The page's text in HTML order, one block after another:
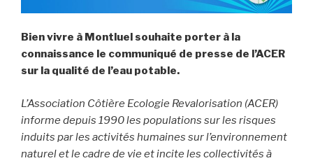
Bien vivre à Montluel souhaite porter à la
connaissance le communiqué de presse de l’ACER
sur la qualité de l’eau potable.
L’Association Côtière Ecologie Revalorisation (ACER)
informe depuis 1990 les populations sur les risques
induits par les activités humaines sur l’environnement
naturel et le cadre de vie et incite les collectivités à